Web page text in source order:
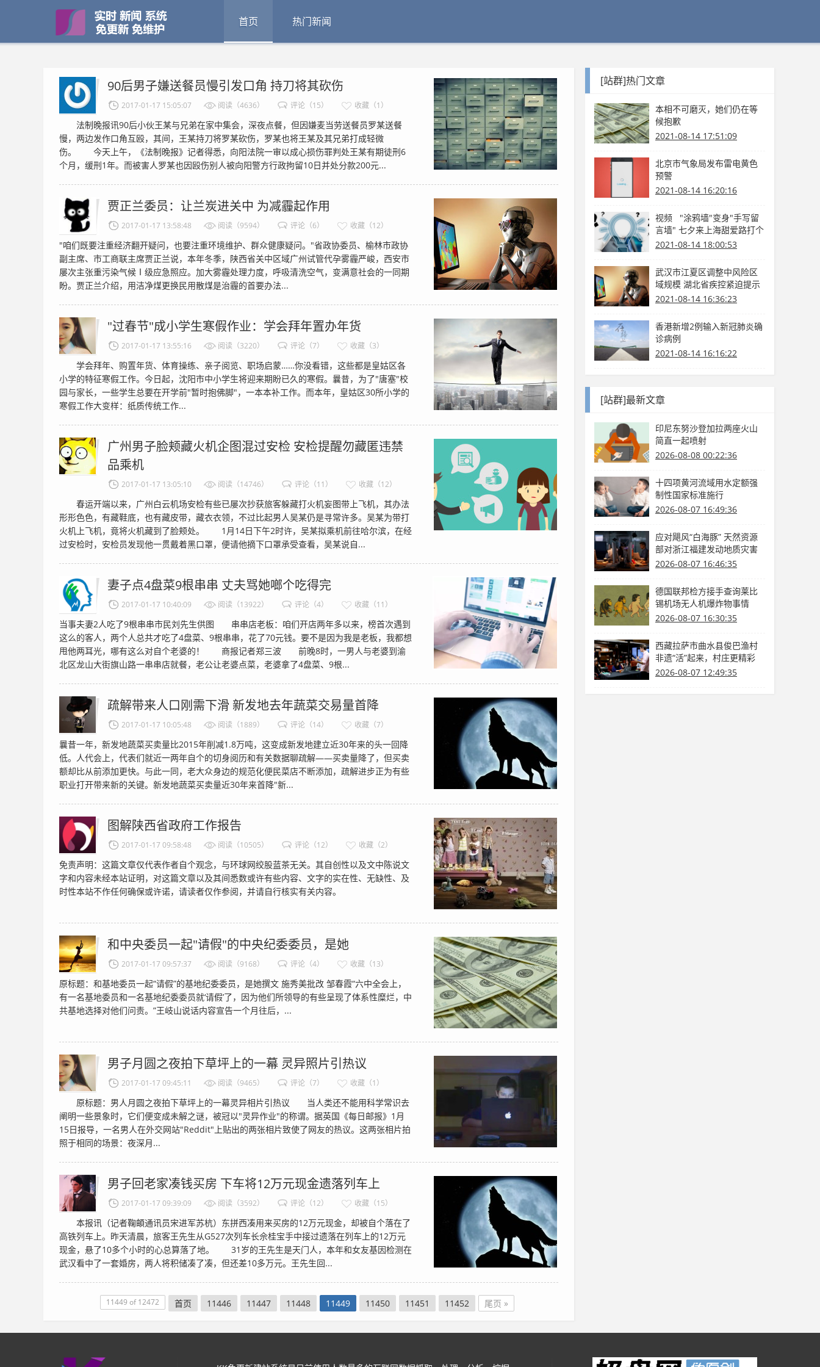
首页 热门新闻
90后男子嫌送餐员慢引发口角 持刀将其砍伤
2017-01-17 15:05:07 阅读（4636） 评论（15） 收藏（1）
法制晚报讯90后小伙王某与兄弟在家中集会，深夜点餐，但因嫌麦当劳送餐员罗某送餐
慢，两边发作口角互殴，其间，王某持刀将罗某砍伤，罗某也将王某及其兄弟打成轻微
伤。 今天上午，《法制晚报》记者得悉，向阳法院一审以成心损伤罪判处王某有期徒刑6
个月，缓刑1年。而被害人罗某也因殴伤别人被向阳警方行政拘留10日并处分款200元...
贾正兰委员：让兰炭进关中 为减霾起作用
2017-01-17 13:58:48 阅读（9594） 评论（6） 收藏（12）
"咱们既要注重经济翻开疑问，也要注重环境维护、群众健康疑问。"省政协委员、榆林市政协
副主席、市工商联主席贾正兰说，本年冬季，陕西省关中区域广州试管代孕雾霾严峻，西安市
屡次主张重污染气候Ⅰ级应急照应。加大雾霾处理力度，呼吸清洗空气，变满意社会的一同期
盼。贾正兰介绍，用洁净煤更换民用散煤是治霾的首要办法...
"过春节"成小学生寒假作业：学会拜年置办年货
2017-01-17 13:55:16 阅读（3220） 评论（7） 收藏（3）
学会拜年、购置年货、体育操练、亲子阅览、职场启蒙……你没看错，这些都是皇姑区各
小学的特征寒假工作。今日起，沈阳市中小学生将迎来期盼已久的寒假。曩昔，为了"唐塞"校
园与家长，一些学生总要在开学前"暂时抱佛脚"，一本本补工作。而本年，皇姑区30所小学的
寒假工作大变样：纸质传统工作...
广州男子脸颊藏火机企图混过安检 安检提醒勿藏匿违禁
品乘机
2017-01-17 13:05:10 阅读（14746） 评论（11） 收藏（12）
春运开端以来，广州白云机场安检有些已屡次抄获旅客躲藏打火机妄图带上飞机，其办法
形形色色，有藏鞋底，也有藏皮带，藏衣衣领，不过比起男人吴某仍是寻常许多。吴某为带打
火机上飞机，竟将火机藏到了脸颊处。 1月14日下午2时许，吴某拟乘机前往哈尔滨，在经
过安检时，安检员发现他一贯戴着黑口罩，便请他摘下口罩承受查看，吴某说自...
妻子点4盘菜9根串串 丈夫骂她啷个吃得完
2017-01-17 10:40:09 阅读（13922） 评论（4） 收藏（11）
当事夫妻2人吃了9根串串市民刘先生供图 串串店老板：咱们开店两年多以来，榜首次遇到
这么的客人，两个人总共才吃了4盘菜、9根串串，花了70元钱。要不是因为我是老板，我都想
甩他两耳光，哪有这么对自个老婆的！ 商报记者郑三波 前晚8时，一男人与老婆到渝
北区龙山大街旗山路一串串店就餐，老公让老婆点菜，老婆拿了4盘菜、9根...
疏解带来人口刚需下滑 新发地去年蔬菜交易量首降
2017-01-17 10:05:48 阅读（1889） 评论（14） 收藏（7）
曩昔一年，新发地蔬菜买卖量比2015年削减1.8万吨，这变成新发地建立近30年来的头一回降
低。人代会上，代表们就近一两年自个的切身阅历和有关数据聊疏解——买卖量降了，但买卖
额却比从前添加更快。与此一同，老大众身边的规范化便民菜店不断添加，疏解进步正为有些
职业打开带来新的关键。新发地蔬菜买卖量近30年来首降"新...
图解陕西省政府工作报告
2017-01-17 09:58:48 阅读（10505） 评论（12） 收藏（2）
免责声明：这篇文章仅代表作者自个观念，与环球网绞股蓝茶无关。其自创性以及文中陈说文
字和内容未经本站证明，对这篇文章以及其间悉数或许有些内容、文字的实在性、无缺性、及
时性本站不作任何确保或许诺，请读者仅作参阅，并请自行核实有关内容。
和中央委员一起"请假"的中央纪委委员，是她
2017-01-17 09:57:37 阅读（9168） 评论（4） 收藏（13）
原标题：和基地委员一起“请假”的基地纪委委员，是她撰文 施秀美批改 邹春霞“六中全会上，
有一名基地委员和一名基地纪委委员就‘请假’了，因为他们所领导的有些呈现了体系性糜烂，中
共基地选择对他们问责。”王岐山说话内容宣告一个月往后，...
男子月圆之夜拍下草坪上的一幕 灵异照片引热议
2017-01-17 09:45:11 阅读（9465） 评论（7） 收藏（1）
原标题：男人月圆之夜拍下草坪上的一幕灵异相片引热议 当人类还不能用科学常识去
阐明一些景象时，它们便变成未解之谜，被冠以"灵异作业"的称谓。据英国《每日邮报》1月
15日报导，一名男人在外交网站"Reddit"上贴出的两张相片致使了网友的热议。这两张相片拍
照于相同的场景：夜深月...
男子回老家凑钱买房 下车将12万元现金遗落列车上
2017-01-17 09:39:09 阅读（3592） 评论（12） 收藏（15）
本报讯（记者鞠頔通讯员宋进军苏杭）东拼西凑用来买房的12万元现金，却被自个落在了
高铁列车上。昨天清晨，旅客王先生从G527次列车长佘桂宝手中接过遗落在列车上的12万元
现金，悬了10多个小时的心总算落了地。 31岁的王先生是天门人，本年和女友基因检测在
武汉看中了一套婚房，两人将积储凑了凑，但还差10多万元。王先生回...
11449 of 12472 首页 11446 11447 11448 11449 11450 11451 11452 尾页 »
[站群]热门文章
本相不可磨灭，她们仍在等
候抱歉
2021-08-14 17:51:09
北京市气象局发布雷电黄色
预警
2021-08-14 16:20:16
视频 "涂鸦墙"变身"手写留
言墙" 七夕来上海甜爱路打个
卡吧
2021-08-14 18:00:53
武汉市江夏区调整中风险区
域规模 湖北省疾控紧迫提示
2021-08-14 16:36:23
香港新增2例输入新冠肺炎确
诊病例
2021-08-14 16:16:22
[站群]最新文章
印尼东努沙登加拉两座火山
简直一起喷射
2026-08-08 00:22:36
十四项黄河流域用水定额强
制性国家标准施行
2026-08-07 16:49:36
应对飓风“白海豚” 天然资源
部对浙江福建发动地质灾害
防护Ⅳ级呼应
2026-08-07 16:46:35
德国联邦检方接手查询莱比
锡机场无人机爆炸物事情
2026-08-07 16:30:35
西藏拉萨市曲水县俊巴渔村
非遗“活”起来，村庄更精彩
（乡里乡亲那些事）
2026-08-07 12:49:35